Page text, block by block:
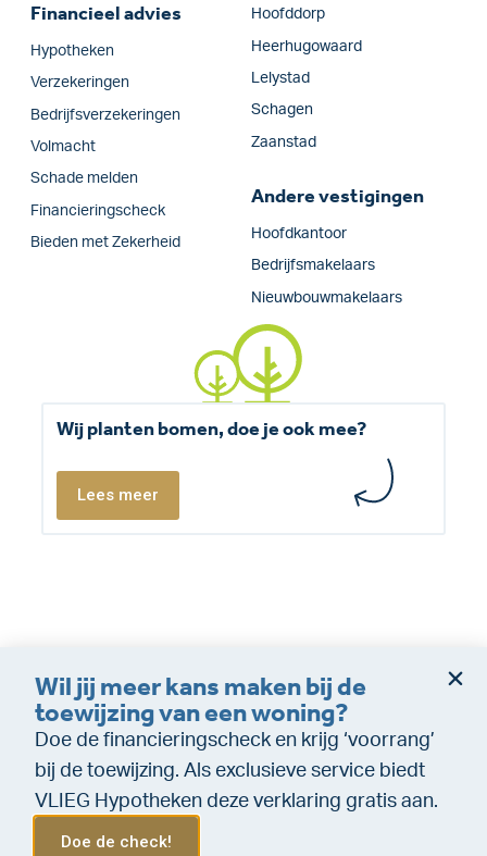
Financieel advies
Hypotheken
Verzekeringen
Bedrijfs­verzekeringen
Volmacht
Schade melden
Financieringscheck
Bieden met Zekerheid
Hoofddorp
Heerhugowaard
Lelystad
Schagen
Zaanstad
Andere vestigingen
Hoofdkantoor
Bedrijfsmakelaars
Nieuwbouwmakelaars
Wij planten bomen, doe je ook mee?
Lees meer
Dienstverleningsvoorwaarden
Disclaimer
Cookie policy
Privacy (makelaardij)
Privacy (Financiële dienstverlening)
WeTransfer
Wil jij meer kans maken bij de
toewijzing van een woning?
Doe de financieringscheck en krijg ‘voorrang’
bij de toewijzing. Als exclusieve service biedt
VLIEG Hypotheken deze verklaring gratis aan.
Doe de check!